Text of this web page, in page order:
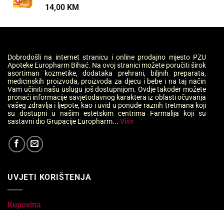
14,00 KM
Dobrodošli na internet stranicu i online prodajno mjesto PZU
Apoteke Europharm Bihać. Na ovoj stranici možete poručiti širok
asortiman kozmetike, dodataka prehrani, biljnih preparata,
medicinskih proizvoda, proizvoda za djecu i bebe i na taj način
Vam učiniti našu uslugu još dostupnijom. Ovdje također možete
pronaći informacije savjetodavnog karaktera iz oblasti očuvanja
vašeg zdravlja i ljepote, kao i uvid u ponude raznih tretmana koji
su dostupni u našim estetskim centrima Farmalija koji su
sastavni dio Grupacije Europharm... Više
UVJETI KORIŠTENJA
Kupovina